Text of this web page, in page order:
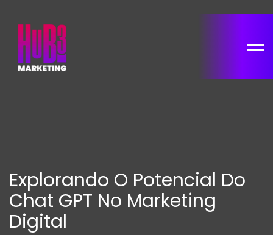
Explorando O Potencial Do
Chat GPT No Marketing
Digital